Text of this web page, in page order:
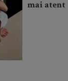
mai atent